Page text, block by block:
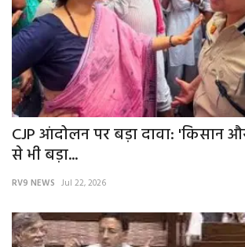
CJP आंदोलन पर बड़ा दावा: 'किसान
से भी बड़ा...
RV9 NEWS Jul 22, 2026